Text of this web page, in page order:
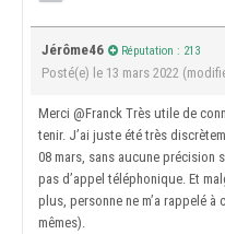
Jérôme46 Réputation : 213
Posté(e) le 13 mars 2022
Merci @Franck Très utile de
tenir. J’ai juste été très
08 mars, sans aucune précision
pas d’appel téléphonique. Et
plus, personne ne m’a rappelé
mêmes).